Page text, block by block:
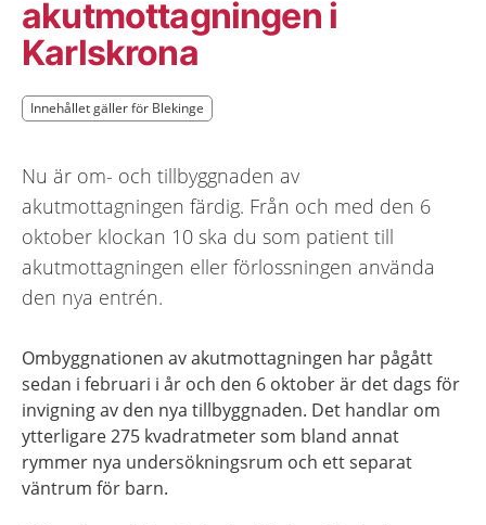
akutmottagningen i
Karlskrona
Innehållet gäller för Blekinge
Innehållet gäller för Blekinge
Nu är om- och tillbyggnaden av
akutmottagningen färdig. Från och med den 6
oktober klockan 10 ska du som patient till
akutmottagningen eller förlossningen använda
den nya entrén.
Ombyggnationen av akutmottagningen har pågått
sedan i februari i år och den 6 oktober är det dags för
invigning av den nya tillbyggnaden. Det handlar om
ytterligare 275 kvadratmeter som bland annat
rymmer nya undersökningsrum och ett separat
väntrum för barn.